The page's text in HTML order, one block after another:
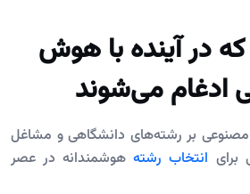
در آینده با هوش
ادغام می‌شوند
بر رشته‌های دانشگاهی و مشاغل
برای انتخاب رشتههوشمندانه در عصر